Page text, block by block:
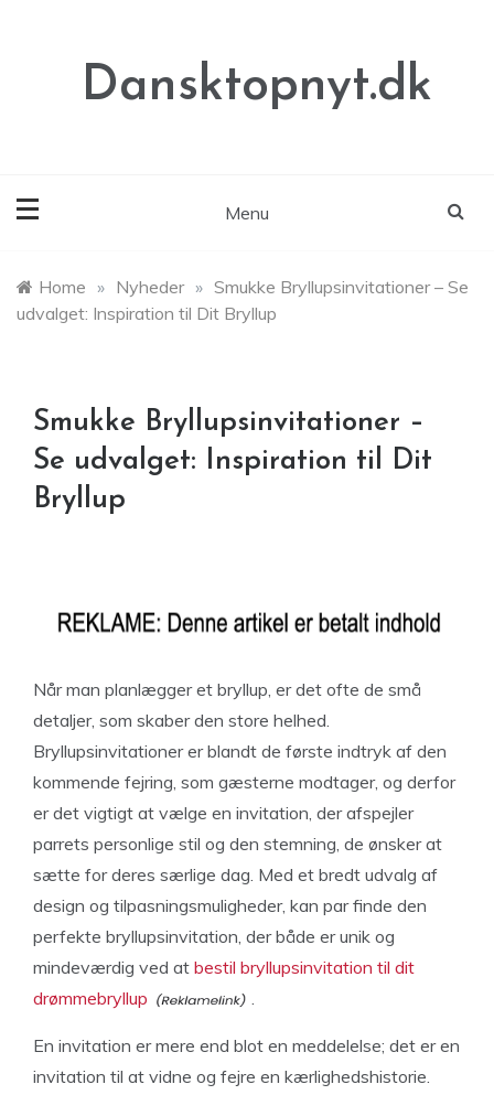
Dansktopnyt.dk
Menu
Home » Nyheder » Smukke Bryllupsinvitationer – Se
udvalget: Inspiration til Dit Bryllup
Smukke Bryllupsinvitationer –
Se udvalget: Inspiration til Dit
Bryllup
Når man planlægger et bryllup, er det ofte de små
detaljer, som skaber den store helhed.
Bryllupsinvitationer er blandt de første indtryk af den
kommende fejring, som gæsterne modtager, og derfor
er det vigtigt at vælge en invitation, der afspejler
parrets personlige stil og den stemning, de ønsker at
sætte for deres særlige dag. Med et bredt udvalg af
design og tilpasningsmuligheder, kan par finde den
perfekte bryllupsinvitation, der både er unik og
mindeværdig ved at bestil bryllupsinvitation til dit
drømmebryllup
.
En invitation er mere end blot en meddelelse; det er en
invitation til at vidne og fejre en kærlighedshistorie.